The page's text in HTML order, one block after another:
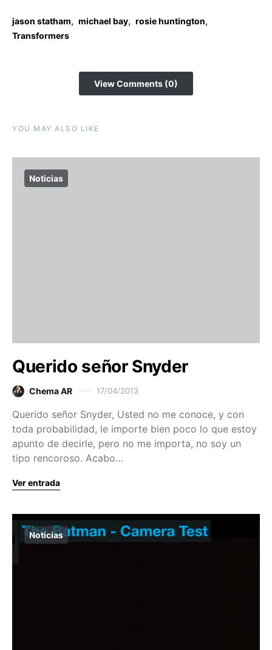
jason statham, michael bay, rosie huntington,
Transformers
View Comments (0)
YOU MAY ALSO LIKE
Noticias
Querido señor Snyder
Chema AR 17/04/2013
Querido señor Snyder, Usted no me conoce, y con
toda probabilidad, le importe bien poco lo que estoy
apunto de decirle, pero no me importa, no soy un
tipo rencoroso. Acabo…
Ver entrada
Noticias